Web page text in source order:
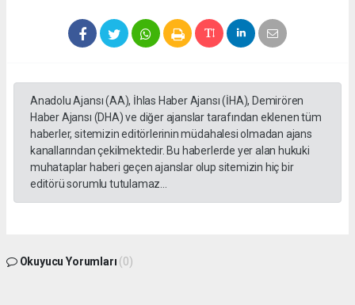
Anadolu Ajansı (AA), İhlas Haber Ajansı (İHA), Demirören
Haber Ajansı (DHA) ve diğer ajanslar tarafından eklenen tüm
haberler, sitemizin editörlerinin müdahalesi olmadan ajans
kanallarından çekilmektedir. Bu haberlerde yer alan hukuki
muhataplar haberi geçen ajanslar olup sitemizin hiç bir
editörü sorumlu tutulamaz...
Okuyucu Yorumları (0)